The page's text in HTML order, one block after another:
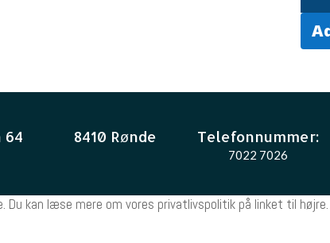
64 8410 Rønde Telefonnummer:
7022 7026
Du kan læse mere om vores privatlivspolitik på linket til højre.